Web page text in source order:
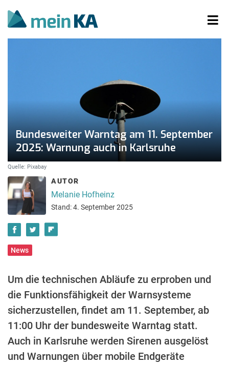
Bundesweiter Warntag am 11. September
2025: Warnung auch in Karlsruhe
Quelle: Pixabay
AUTOR
Melanie Hofheinz
Stand: 4. September 2025
News
Um die technischen Abläufe zu erproben und
die Funktionsfähigkeit der Warnsysteme
sicherzustellen, findet am 11. September, ab
11:00 Uhr der bundesweite Warntag statt.
Auch in Karlsruhe werden Sirenen ausgelöst
und Warnungen über mobile Endgeräte